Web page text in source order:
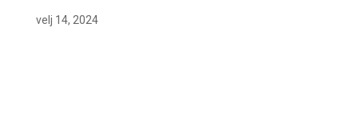
velj 14, 2024